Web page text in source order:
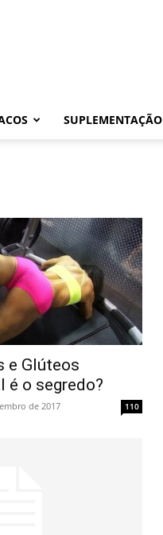
SUPLEMENTAÇÃO
e Glúteos
é o segredo?
de 2017 110